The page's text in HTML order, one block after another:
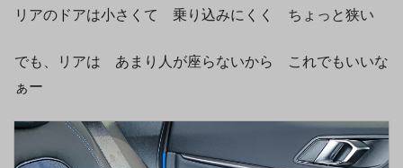
リアのドアは小さくて 乗り込みにくく ちょっと狭い
でも、リアは あまり人が座らないから これでもいいな
ぁー